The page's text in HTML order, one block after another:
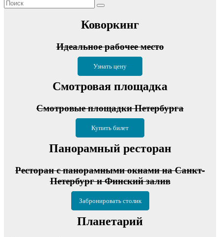
Коворкинг
Идеальное рабочее место
Узнать цену
Смотровая площадка
Смотровые площадки Петербурга
Купить билет
Панорамный ресторан
Ресторан с панорамными окнами на Санкт-
Петербург и Финский залив
Забронировать столик
Планетарий